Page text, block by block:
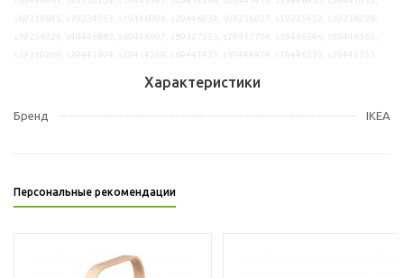
Характеристики
Бренд IKEA
Персональные рекомендации